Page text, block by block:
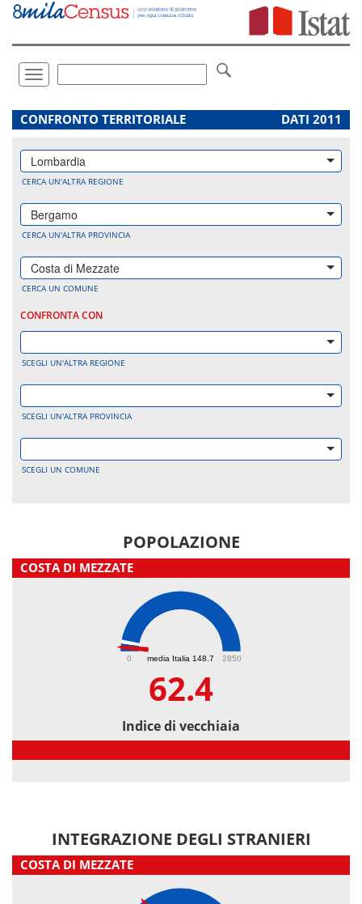
Vai
direttamente
Toggle
navigation
.
CONFRONTO TERRITORIALE DATI 2011
Lombardia
CERCA UN'ALTRA REGIONE
Bergamo
CERCA UN'ALTRA PROVINCIA
Costa di Mezzate
CERCA UN COMUNE
CONFRONTA CON
SCEGLI UN'ALTRA REGIONE
SCEGLI UN'ALTRA PROVINCIA
SCEGLI UN COMUNE
POPOLAZIONE
COSTA DI MEZZATE
media Italia 148.7
0 2850
62.4
Indice di vecchiaia
INTEGRAZIONE DEGLI STRANIERI
COSTA DI MEZZATE